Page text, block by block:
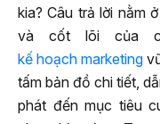
kia? Câu trả lời nằm
và cốt lõi của
kế hoạch marketing
tấm bản đồ chi tiết,
phát đến mục tiêu